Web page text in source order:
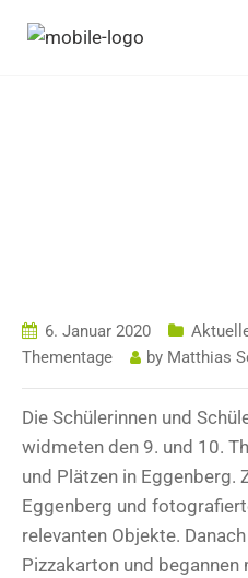
6. Januar 2020
Thementage
by Matthias
Die Schülerinnen und
widmeten den 9. und 10.
und Plätzen in
Eggenberg und
relevanten Objekte.
Pizzakarton und